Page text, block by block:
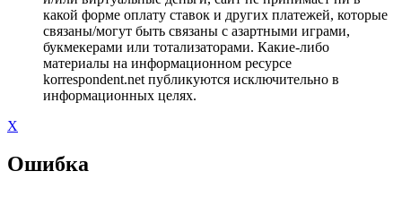
какой форме оплату ставок и других платежей, которые
связаны/могут быть связаны с азартными играми,
букмекерами или тотализаторами. Какие-либо
материалы на информационном ресурсе
korrespondent.net публикуются исключительно в
информационных целях.
X
Ошибка